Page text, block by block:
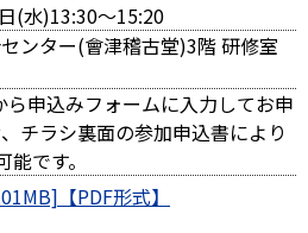
(水)13:30～15:20
ンター(會津稽古堂)3階 研修室
ら申込みフォームに入力してお申
チラシ裏面の参加申込書により
です。